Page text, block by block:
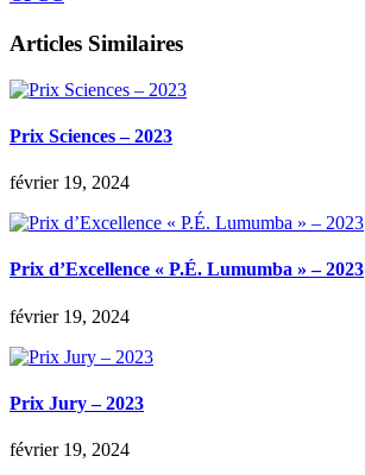
Articles Similaires
Prix Sciences – 2023
février 19, 2024
Prix d’Excellence « P.É. Lumumba » – 2023
février 19, 2024
Prix Jury – 2023
février 19, 2024